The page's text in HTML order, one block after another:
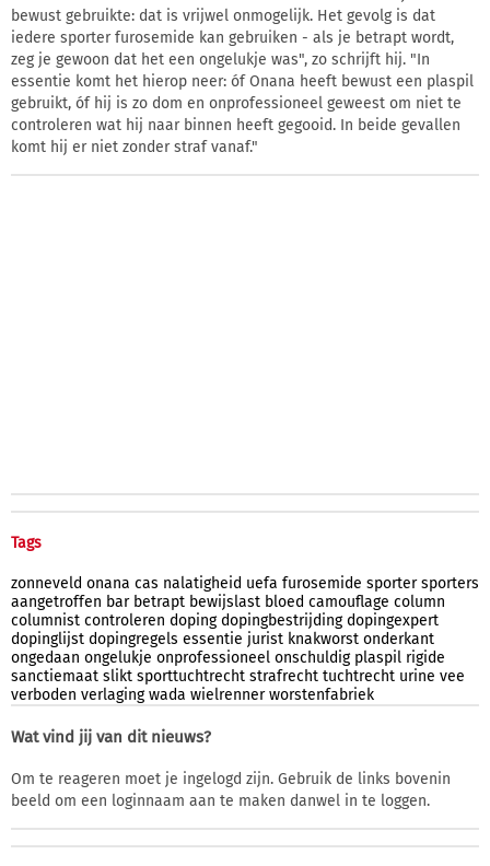
bewust gebruikte: dat is vrijwel onmogelijk. Het gevolg is dat
iedere sporter furosemide kan gebruiken - als je betrapt wordt,
zeg je gewoon dat het een ongelukje was", zo schrijft hij. "In
essentie komt het hierop neer: óf Onana heeft bewust een plaspil
gebruikt, óf hij is zo dom en onprofessioneel geweest om niet te
controleren wat hij naar binnen heeft gegooid. In beide gevallen
komt hij er niet zonder straf vanaf."
Tags
zonneveld onana cas nalatigheid uefa furosemide sporter sporters
aangetroffen bar betrapt bewijslast bloed camouflage column
columnist controleren doping dopingbestrijding dopingexpert
dopinglijst dopingregels essentie jurist knakworst onderkant
ongedaan ongelukje onprofessioneel onschuldig plaspil rigide
sanctiemaat slikt sporttuchtrecht strafrecht tuchtrecht urine vee
verboden verlaging wada wielrenner worstenfabriek
Wat vind jij van dit nieuws?
Om te reageren moet je ingelogd zijn. Gebruik de links bovenin
beeld om een loginnaam aan te maken danwel in te loggen.